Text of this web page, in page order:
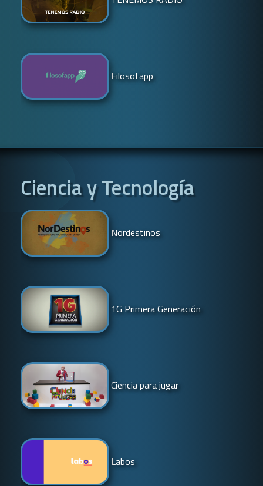
Filosofapp
Ciencia y Tecnología
Nordestinos
1G Primera Generación
Ciencia para jugar
Labos